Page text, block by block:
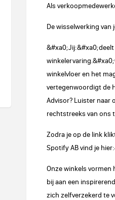
Als
De wisselwerking
winkelvloer en het
vertegenwoordigt de
Advisor? Luister naar
rechtstreeks van ons
Zodra je op de link
Spotify AB vind je
Onze winkels vormen
bij aan een
zich zelfverzekerd te